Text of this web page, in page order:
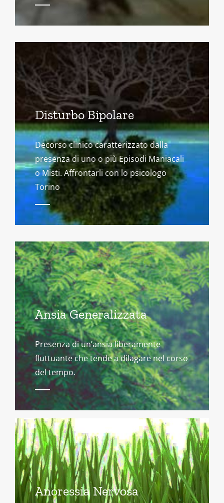
Disturbo Bipolare
Decorso clinico caratterizzato dalla
presenza di uno o più Episodi Maniacali
o Misti. Affrontarli con lo psicologo
Torino
Ansia Generalizzata
Presenza di un’ansia liberamente
fluttuante che tende a dilagare nel corso
del tempo.
Anoressia Nervosa